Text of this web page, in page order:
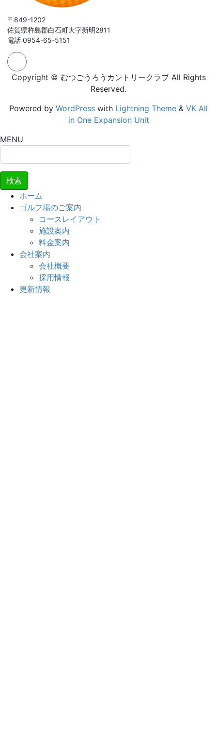
〒849-1202
佐賀県杵島郡白石町大字新明2811
電話 0954-65-5151
Copyright © むつごうろうカントリークラブ All Rights
Reserved.
Powered by WordPress with Lightning Theme & VK All
in One Expansion Unit
MENU
索:
ホーム
ゴルフ場のご案内
コースレイアウト
施設案内
料金案内
会社案内
会社概要
採用情報
更新情報